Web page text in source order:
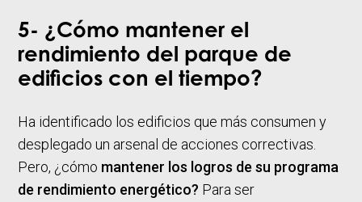
5- ¿Cómo mantener el
rendimiento del parque de
edificios con el tiempo?
Ha identificado los edificios que más consumen y
desplegado un arsenal de acciones correctivas.
Pero, ¿cómo mantener los logros de su programa
de rendimiento energético? Para ser